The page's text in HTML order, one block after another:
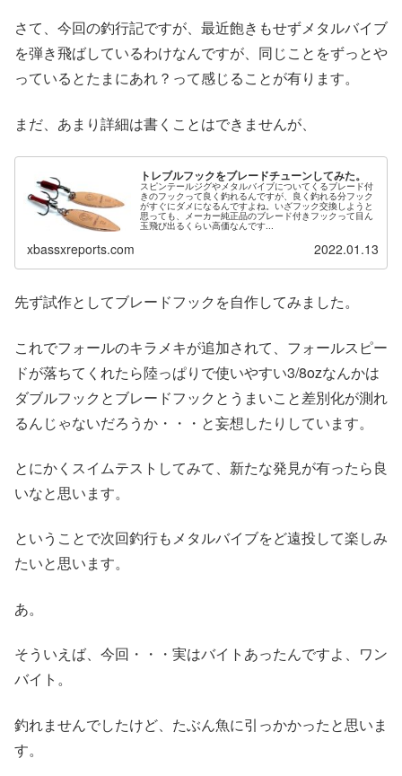
さて、今回の釣行記ですが、最近飽きもせずメタルバイブ
を弾き飛ばしているわけなんですが、同じことをずっとや
っているとたまにあれ？って感じることが有ります。
まだ、あまり詳細は書くことはできませんが、
トレブルフックをブレードチューンしてみた。
スピンテールジグやメタルバイブについてくるブレード付
きのフックって良く釣れるんですが、良く釣れる分フック
がすぐにダメになるんですよね。いざフック交換しようと
思っても、メーカー純正品のブレード付きフックって目ん
玉飛び出るくらい高価なんです...
xbassxreports.com 2022.01.13
先ず試作としてブレードフックを自作してみました。
これでフォールのキラメキが追加されて、フォールスピー
ドが落ちてくれたら陸っぱりで使いやすい3/8ozなんかは
ダブルフックとブレードフックとうまいこと差別化が測れ
るんじゃないだろうか・・・と妄想したりしています。
とにかくスイムテストしてみて、新たな発見が有ったら良
いなと思います。
ということで次回釣行もメタルバイブをど遠投して楽しみ
たいと思います。
あ。
そういえば、今回・・・実はバイトあったんですよ、ワン
バイト。
釣れませんでしたけど、たぶん魚に引っかかったと思いま
す。